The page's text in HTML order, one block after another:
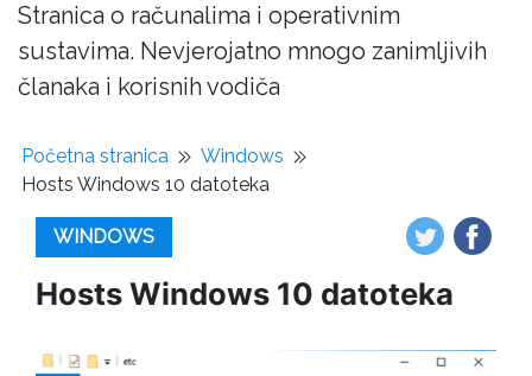
Stranica o računalima i operativnim
sustavima. Nevjerojatno mnogo zanimljivih
članaka i korisnih vodiča
Početna stranica
Windows
Hosts Windows 10 datoteka
WINDOWS
Hosts Windows 10 datoteka